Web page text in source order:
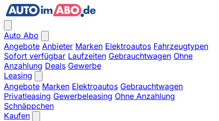
Auto Abo
Angebote Anbieter Marken Elektroautos Fahrzeugtypen
Sofort verfügbar Laufzeiten Gebrauchtwagen Ohne
Anzahlung Deals Gewerbe
Leasing
Angebote Marken Elektroautos Gebrauchtwagen
Privatleasing Gewerbeleasing Ohne Anzahlung
Schnäppchen
Kaufen